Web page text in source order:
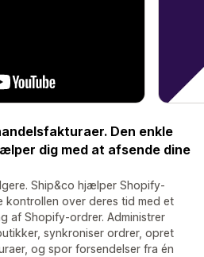
Den enkle
dig med at afsende dine
Ship&co hjælper Shopify-
kontrollen over deres tid med et
af Shopify-ordrer. Administrer
synkroniser ordrer, opret
og spor forsendelser fra én